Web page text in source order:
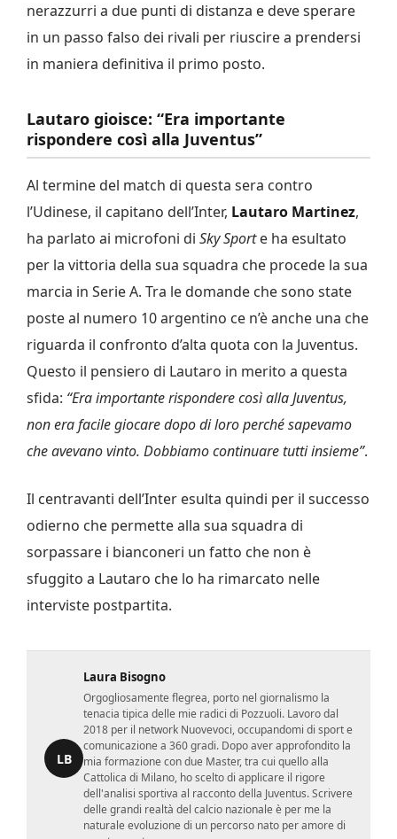
nerazzurri a due punti di distanza e deve sperare
in un passo falso dei rivali per riuscire a prendersi
in maniera definitiva il primo posto.
Lautaro gioisce: “Era importante
rispondere così alla Juventus”
Al termine del match di questa sera contro
l’Udinese, il capitano dell’Inter, Lautaro Martinez,
ha parlato ai microfoni di Sky Sporte ha esultato
per la vittoria della sua squadra che procede la sua
marcia in Serie A. Tra le domande che sono state
poste al numero 10 argentino ce n’è anche una che
riguarda il confronto d’alta quota con la Juventus.
Questo il pensiero di Lautaro in merito a questa
sfida: “Era importante rispondere così alla Juventus,
non era facile giocare dopo di loro perché sapevamo
che avevano vinto. Dobbiamo continuare tutti insieme”.
Il centravanti dell’Inter esulta quindi per il successo
odierno che permette alla sua squadra di
sorpassare i bianconeri un fatto che non è
sfuggito a Lautaro che lo ha rimarcato nelle
interviste postpartita.
LB
Laura Bisogno
Orgogliosamente flegrea, porto nel giornalismo la
tenacia tipica delle mie radici di Pozzuoli. Lavoro dal
2018 per il network Nuovevoci, occupandomi di sport e
comunicazione a 360 gradi. Dopo aver approfondito la
mia formazione con due Master, tra cui quello alla
Cattolica di Milano, ho scelto di applicare il rigore
dell'analisi sportiva al racconto della Juventus. Scrivere
delle grandi realtà del calcio nazionale è per me la
naturale evoluzione di un percorso nato per amore di